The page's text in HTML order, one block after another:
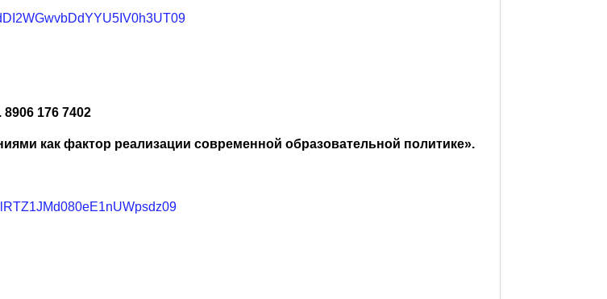
176 7402
как фактор реализации современной образовательной политике».